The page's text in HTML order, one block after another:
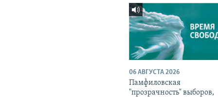
06 АВГУСТА 2026
Памфиловская
"прозрачность" выборов,